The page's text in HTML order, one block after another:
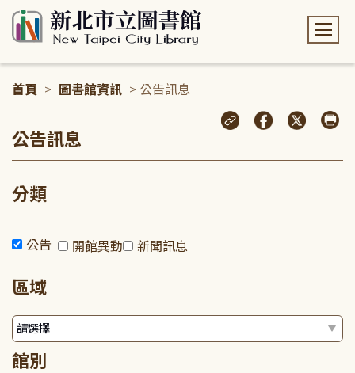
首頁 > 圖書館資訊 > 公告訊息
公告訊息
分類
公告 開館異動 新聞訊息
區域
館別